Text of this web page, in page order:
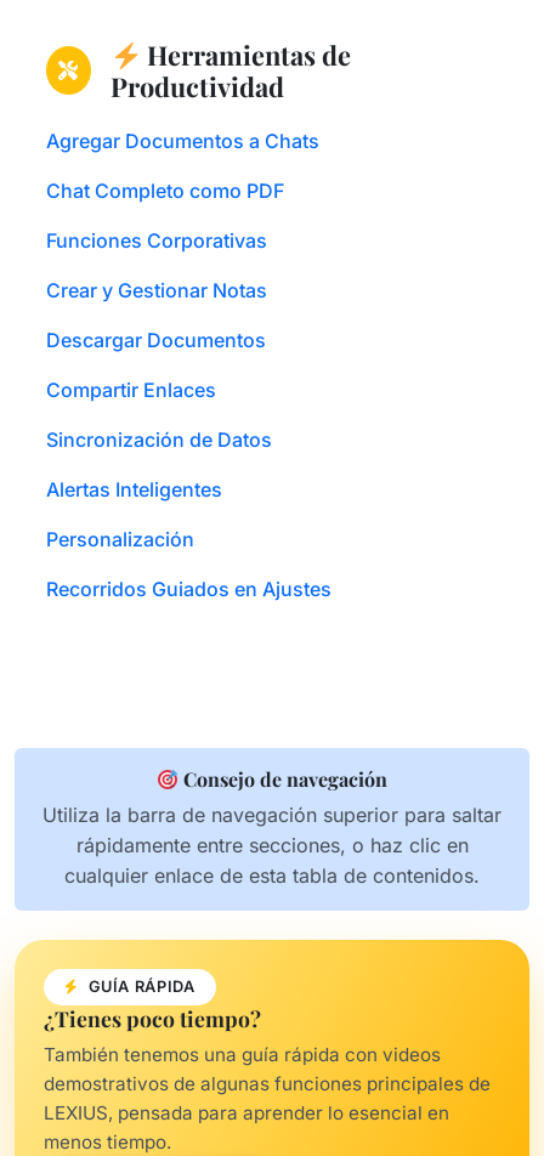
Herramientas de
Productividad
Agregar Documentos a Chats
Chat Completo como PDF
Funciones Corporativas
Crear y Gestionar Notas
Descargar Documentos
Compartir Enlaces
Sincronización de Datos
Alertas Inteligentes
Personalización
Recorridos Guiados en Ajustes
Consejo de navegación
Utiliza la barra de navegación superior para saltar
rápidamente entre secciones, o haz clic en
cualquier enlace de esta tabla de contenidos.
GUÍA RÁPIDA
¿Tienes poco tiempo?
También tenemos una guía rápida con videos
demostrativos de algunas funciones principales de
LEXIUS, pensada para aprender lo esencial en
menos tiempo.